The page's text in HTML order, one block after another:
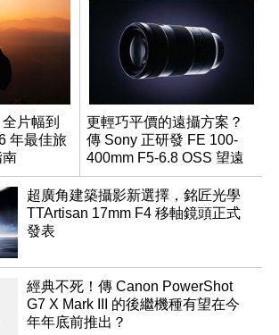
片幅到
年最佳旅
南
更輕巧平價的遠攝方案？
傳 Sony 正研發 FE 100-
400mm F5-6.8 OSS 望遠
變焦鏡頭
超廣角建築攝影新選擇，銘匠光學
TTArtisan 17mm F4 移軸鏡頭正式
發表
經典不死！傳 Canon PowerShot
G7 X Mark III 的後繼機種有望在今
年年底前推出？